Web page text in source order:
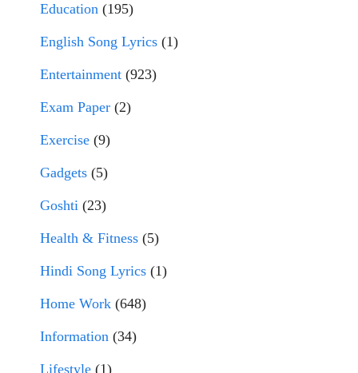
Education (195)
English Song Lyrics (1)
Entertainment (923)
Exam Paper (2)
Exercise (9)
Gadgets (5)
Goshti (23)
Health & Fitness (5)
Hindi Song Lyrics (1)
Home Work (648)
Information (34)
Lifestyle (1)